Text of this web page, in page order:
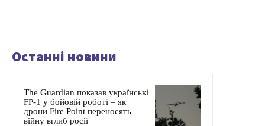
Останні новини
The Guardian показав українські
FP-1 у бойовій роботі – як
дрони Fire Point переносять
війну вглиб росії